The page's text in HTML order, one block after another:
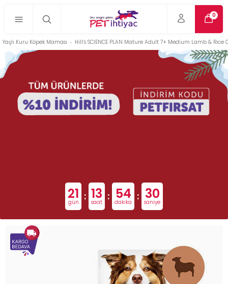
0
Yaşlı Kuru Köpek Maması Hill’s SCIENCE PLAN Mature Adult 7+ Medium Lamb & Rice
21
gün : 13
saat : 54
dakika : 29
saniye